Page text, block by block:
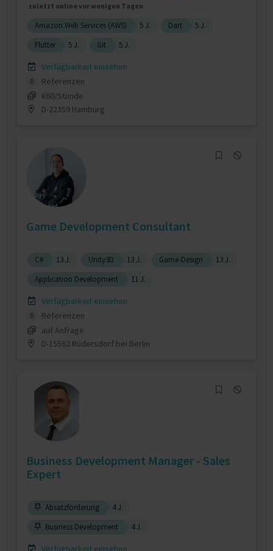
zuletzt online vor wenigen Tagen
Amazon Web Services (AWS) 5 J. Dart
5 J.
Flutter
5 J. Git 5 J.
Verfügbarkeit einsehen
0
Referenzen
€60/Stunde
D-22359 Hamburg
Game Development Consultant
C# 13 J. Unity3D 13 J. Game-Design
13 J.
Application Development
11 J.
Verfügbarkeit einsehen
0
Referenzen
auf Anfrage
D-15562 Rüdersdorf bei Berlin
Business Development Manager - Sales
Expert
Absatzförderung
4 J.
Business Development
4 J.
Verfügbarkeit einsehen